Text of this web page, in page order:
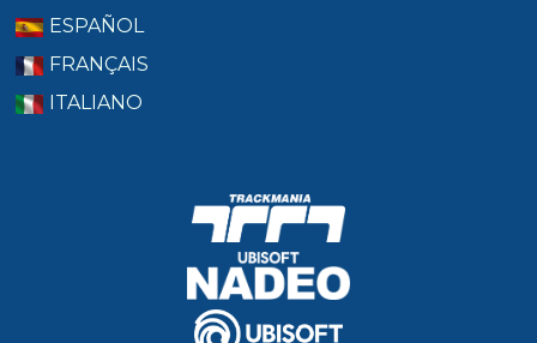
ESPAÑOL
FRANÇAIS
ITALIANO